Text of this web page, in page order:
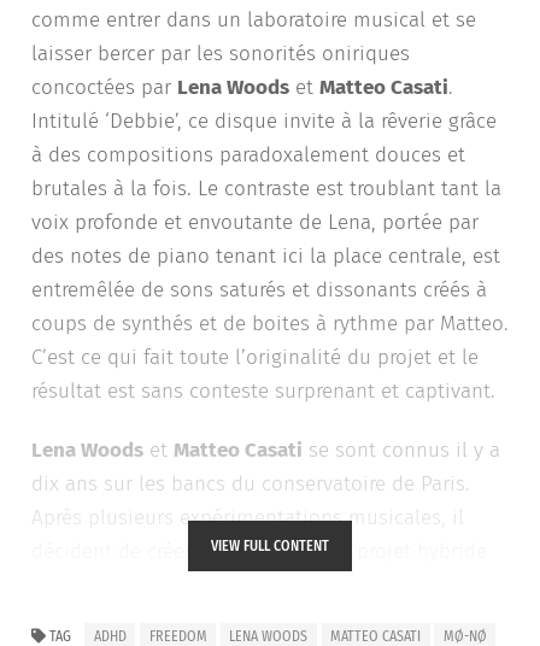
comme entrer dans un laboratoire musical et se
laisser bercer par les sonorités oniriques
concoctées par Lena Woods et Matteo Casati.
Intitulé ‘Debbie’, ce disque invite à la rêverie grâce
à des compositions paradoxalement douces et
brutales à la fois. Le contraste est troublant tant la
voix profonde et envoutante de Lena, portée par
des notes de piano tenant ici la place centrale, est
entremêlée de sons saturés et dissonants créés à
coups de synthés et de boites à rythme par Matteo.
C’est ce qui fait toute l’originalité du projet et le
résultat est sans conteste surprenant et captivant.
Lena Woods et Matteo Casati se sont connus il y a
dix ans sur les bancs du conservatoire de Paris.
Après plusieurs expérimentations musicales, il
MØ-NØ, sorte de projet hybride
VIEW FULL CONTENT
TAG ADHD FREEDOM LENA WOODS MATTEO CASATI MØ-NØ